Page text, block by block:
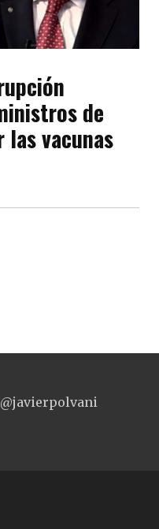
de
las vacunas
@javierpolvani